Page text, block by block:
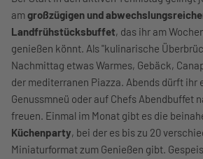
amgroßzügigen und
Landfrühstücksbuffet, das ihr am
genießen könnt. Als "kulinarische
Nachmittag etwas Warmes, Gebäck,
der mediterranen Piazza. Abends dürft ihr
Genussmneü oder auf Chefs Abendbuffet
freuen. Einmal im Monat gibt es die
Küchenparty, bei der es bis zu 20
Miniaturformat zum Genießen gibt.